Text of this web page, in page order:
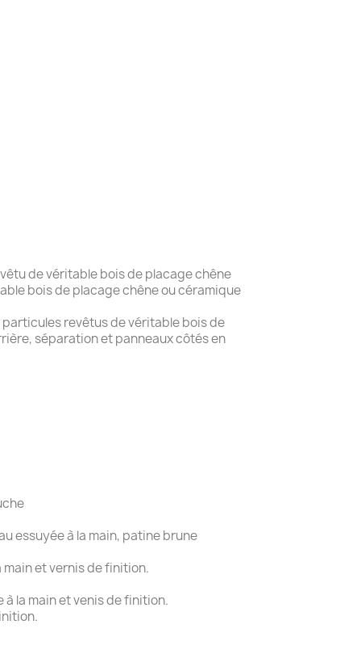
de véritable bois de placage chêne
bois de placage chêne ou céramique
revêtus de véritable bois de
côtés en
essuyée à la main, patine brune
main et vernis de finition.
à la main et venis de finition.